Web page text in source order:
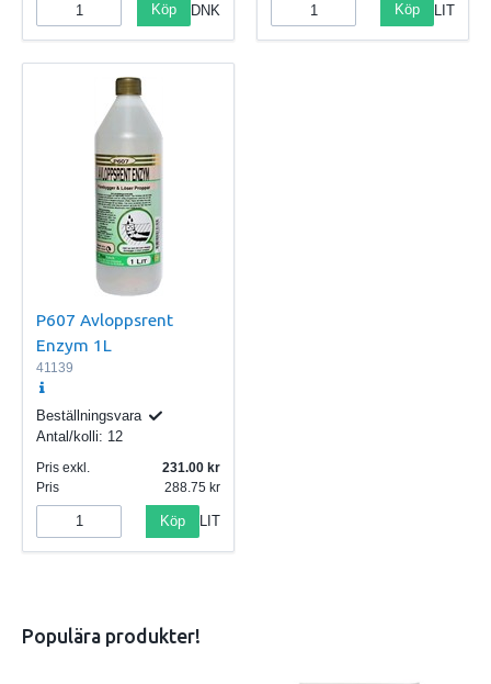
Köp DNK Köp LIT
P607 Avloppsrent
Enzym 1L
41139
Beställningsvara
Antal/kolli: 12
Pris exkl.
231.00
Pris
288.75
Köp LIT
Populära produkter!